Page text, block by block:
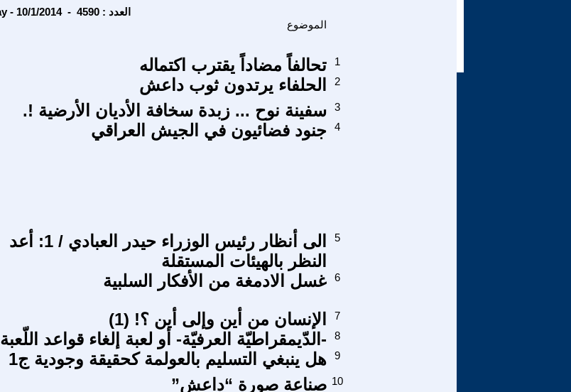
Wednesday - 10/1/2014 - العدد : 4590
الموضوع
تحالفاً مضاداً يقترب اكتماله
1
الحلفاء يرتدون ثوب داعش 2
سفينة نوح ... زبدة سخافة الأديان الأرضية !.
3
جنود فضائيون في الجيش العراقي 4
الى أنظار رئيس الوزراء حيدر العبادي / 1: أعد
النظر بالهيئات المستقلة
5
غسل الادمغة من الأفكار السلبية 6
الإنسان من أين وإلى أين ؟! (1)
7
-الدّيمقراطيّة العرفيّة- أو لعبة إلغاء قواعد اللّعبة
8
هل ينبغي التسليم بالعولمة كحقيقة وجودية ج1 9
صناعة صورة “داعش” 10